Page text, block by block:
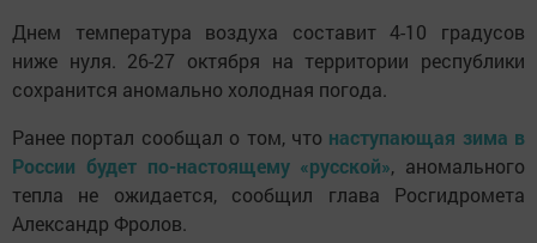
Днем температура воздуха составит 4-10 градусов
ниже нуля. 26-27 октября на территории республики
сохранится аномально холодная погода.
Ранее портал сообщал о том, что наступающая зима в
России будет по-настоящему «русской», аномального
тепла не ожидается, сообщил глава Росгидромета
Александр Фролов.